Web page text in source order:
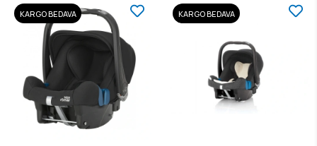
KARGO BEDAVA KARGO BEDAVA